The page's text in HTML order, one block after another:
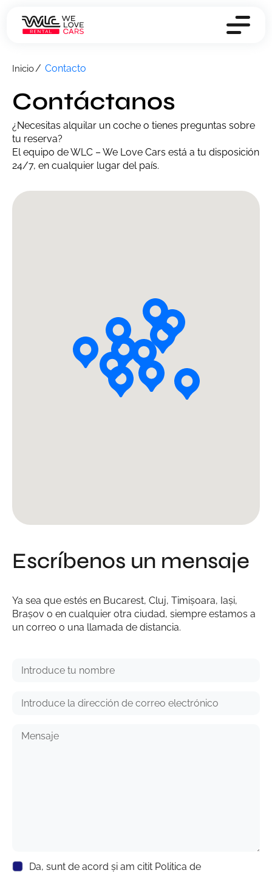
Inicio Contacto
Contáctanos
¿Necesitas alquilar un coche o tienes preguntas sobre
tu reserva?
El equipo de WLC – We Love Cars está a tu disposición
24/7, en cualquier lugar del país.
Escríbenos un mensaje
Ya sea que estés en Bucarest, Cluj, Timișoara, Iași,
Brașov o en cualquier otra ciudad, siempre estamos a
un correo o una llamada de distancia.
Da, sunt de acord și am citit Politica de